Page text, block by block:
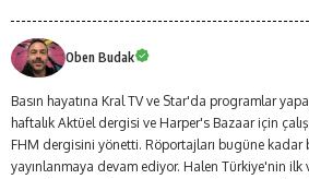
Oben Budak
Basın hayatına Kral TV ve Star'da programlar
haftalık Aktüel dergisi ve Harper's Bazaar için
FHM dergisini yönetti. Röportajları bugüne kadar
yayınlanmaya devam ediyor. Halen Türkiye'nin